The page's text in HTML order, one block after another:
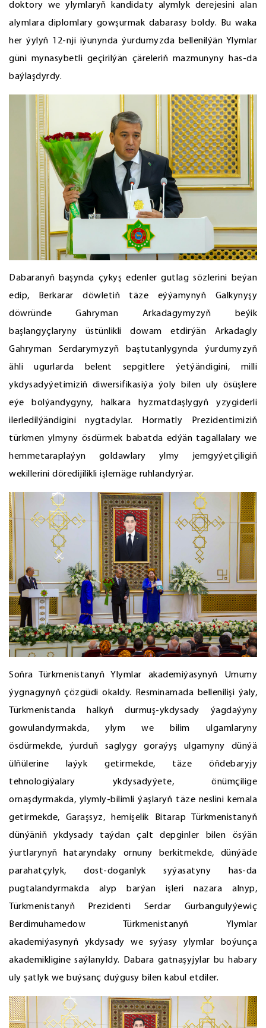
doktory we ylymlaryň kandidaty alymlyk derejesini alan
alymlara diplomlary gowşurmak dabarasy boldy. Bu waka
her ýylyň 12-nji iýunynda ýurdumyzda bellenilýän Ylymlar
güni mynasybetli geçirilýän çäreleriň mazmunyny has-da
baýlaşdyrdy.
Dabaranyň başynda çykyş edenler gutlag sözlerini beýan
edip, Berkarar döwletiň täze eýýamynyň Galkynyşy
döwründe Gahryman Arkadagymyzyň beýik
başlangyçlaryny üstünlikli dowam etdirýän Arkadagly
Gahryman Serdarymyzyň baştutanlygynda ýurdumyzyň
ähli ugurlarda belent sepgitlere ýetýändigini, milli
ykdysadyýetimiziň diwersifikasiýa ýoly bilen uly ösüşlere
eýe bolýandygyny, halkara hyzmatdaşlygyň yzygiderli
ilerledilýändigini nygtadylar. Hormatly Prezidentimiziň
türkmen ylmyny ösdürmek babatda edýän tagallalary we
hemmetaraplaýyn goldawlary ylmy jemgyýetçiligiň
wekillerini döredijilikli işlemäge ruhlandyrýar.
Soňra Türkmenistanyň Ylymlar akademiýasynyň Umumy
ýygnagynyň çözgüdi okaldy. Resminamada bellenilişi ýaly,
Türkmenistanda halkyň durmuş-ykdysady ýagdaýyny
gowulandyrmakda, ylym we bilim ulgamlaryny
ösdürmekde, ýurduň saglygy goraýyş ulgamyny dünýä
ülňülerine laýyk getirmekde, täze öňdebaryjy
tehnologiýalary ykdysadyýete, önümçilige
ornaşdyrmakda, ylymly-bilimli ýaşlaryň täze neslini kemala
getirmekde, Garaşsyz, hemişelik Bitarap Türkmenistanyň
dünýäniň ykdysady taýdan çalt depginler bilen ösýän
ýurtlarynyň hataryndaky ornuny berkitmekde, dünýäde
parahatçylyk, dost-doganlyk syýasatyny has-da
pugtalandyrmakda alyp barýan işleri nazara alnyp,
Türkmenistanyň Prezidenti Serdar Gurbangulyýewiç
Berdimuhamedow Türkmenistanyň Ylymlar
akademiýasynyň ykdysady we syýasy ylymlar boýunça
akademikligine saýlanyldy. Dabara gatnaşyjylar bu habary
uly şatlyk we buýsanç duýgusy bilen kabul etdiler.